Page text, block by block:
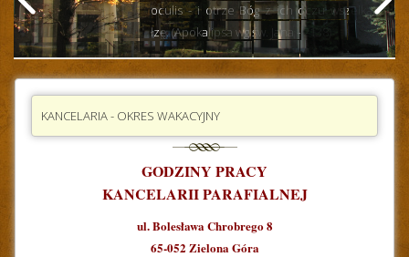
oculis - i otrze Bóg z ich oczu wszelką
łzę. (Apokalipsa wg św. Jana - 2138)
KANCELARIA - OKRES WAKACYJNY
GODZINY PRACY
KANCELARII PARAFIALNEJ
ul. Bolesława Chrobrego 8
65-052 Zielona Góra